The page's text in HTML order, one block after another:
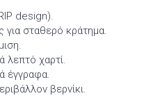
design).
για σταθερό κράτημα.
λεπτό χαρτί.
έγγραφα.
βερνίκι.